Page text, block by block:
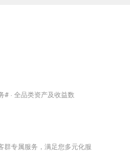
· 全品类资产及收益数
群专属服务，满足您多元化服